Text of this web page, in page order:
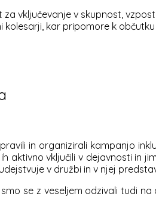
vključevanje v skupnost,
kar pripomore k
in organizirali kampanjo
aktivno vključili v dejavnosti
v družbi in v njej
se z veseljem odzivali tudi